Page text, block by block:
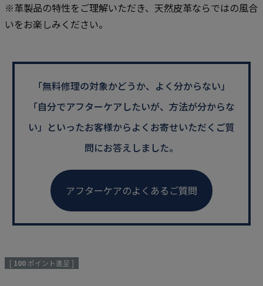
※革製品の特性をご理解いただき、天然皮革ならではの風合
いをお楽しみください。
「無料修理の対象かどうか、よく分からない」
「自分でアフターケアしたいが、方法が分からな
い」といったお客様からよくお寄せいただくご質
問にお答えしました。
アフターケアのよくあるご質問
[ 100ポイント進呈 ]